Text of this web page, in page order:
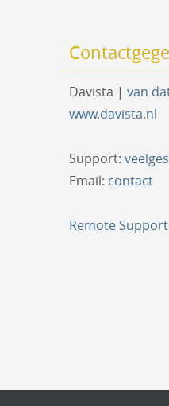
Davista | van
www.davista.nl
Support:
Email: contact
Remote Support